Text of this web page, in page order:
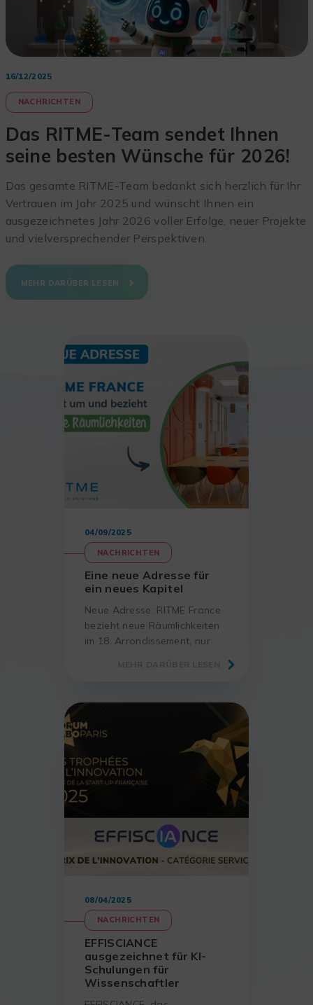
16/12/2025
NACHRICHTEN
Das RITME-Team sendet Ihnen
seine besten Wünsche für 2026!
Das gesamte RITME-Team bedankt sich herzlich für Ihr
Vertrauen im Jahr 2025 und wünscht Ihnen ein
ausgezeichnetes Jahr 2026 voller Erfolge, neuer Projekte
und vielversprechender Perspektiven.
MEHR DARÜBER LESEN
04/09/2025
NACHRICHTEN
Eine neue Adresse für
ein neues Kapitel
Neue Adresse: RITME France
bezieht neue Räumlichkeiten
im 18. Arrondissement, nur
08/04/2025
NACHRICHTEN
EFFISCIANCE
ausgezeichnet für KI-
Schulungen für
Wissenschaftler